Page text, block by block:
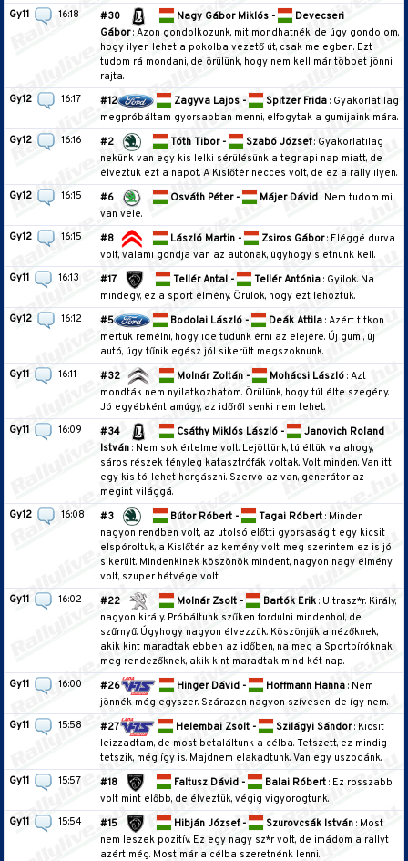
Gy11
16:18 #30 Nagy Gábor Miklós -
Devecseri
Gábor: Azon gondolkozunk, mit mondhatnék, de úgy gondolom,
hogy ilyen lehet a pokolba vezető út, csak melegben. Ezt
tudom rá mondani, de örülünk, hogy nem kell már többet jönni
rajta.
Gy12
16:17 #12 Zagyva Lajos - Spitzer Frida: Gyakorlatilag
megpróbáltam gyorsabban menni, elfogytak a gumijaink mára.
Gy12
16:16 #2 Tóth Tibor - Szabó József: Gyakorlatilag
nekünk van egy kis lelki sérülésünk a tegnapi nap miatt, de
élveztük ezt a napot. A Kislőtér necces volt, de ez a rally ilyen.
Gy12
16:15 #6 Osváth Péter - Májer Dávid: Nem tudom mi
van vele.
Gy12
16:15 #8 László Martin - Zsiros Gábor: Eléggé durva
volt, valami gondja van az autónak, úgyhogy sietnünk kell.
Gy11
16:13 #17 Tellér Antal - Tellér Antónia: Gyilok. Na
mindegy, ez a sport élmény. Örülök, hogy ezt lehoztuk.
Gy12
16:12 #5 Bodolai László - Deák Attila: Azért titkon
mertük remélni, hogy ide tudunk érni az elejére. Új gumi, új
autó, úgy tűnik egész jól sikerült megszoknunk.
Gy11
16:11 #32 Molnár Zoltán - Mohácsi László: Azt
mondták nem nyilatkozhatom. Örülünk, hogy túl élte szegény.
Jó egyébként amúgy, az időről senki nem tehet.
Gy11
16:09 #34 Csáthy Miklós László -
Janovich Roland
István: Nem sok értelme volt. Lejöttünk, túléltük valahogy,
sáros részek tényleg katasztrófák voltak. Volt minden. Van itt
egy kis tó, lehet horgászni. Szervo az van, generátor az
megint világgá.
Gy12
16:08 #3 Bútor Róbert - Tagai Róbert: Minden
nagyon rendben volt, az utolsó előtti gyorsaságit egy kicsit
elspóroltuk, a Kislőtér az kemény volt, meg szerintem ez is jól
sikerült. Mindenkinek köszönök mindent, nagyon nagy élmény
volt, szuper hétvége volt.
Gy11
16:02 #22 Molnár Zsolt - Bartók Erik: Ultrasz*r. Király,
nagyon király. Próbáltunk szűken fordulni mindenhol, de
szűrnyű. Úgyhogy nagyon élvezzük. Köszönjük a nézőknek,
akik kint maradtak ebben az időben, na meg a Sportbíróknak
meg rendezőknek, akik kint maradtak mind két nap.
Gy11
16:00 #26 Hinger Dávid - Hoffmann Hanna: Nem
jönnék még egyszer. Szárazon nagyon szívesen, de így nem.
Gy11
15:58 #27 Helembai Zsolt - Szilágyi Sándor: Kicsit
leizzadtam, de most betaláltunk a célba. Tetszett, ez mindig
tetszik, még így is. Majdnem elakadtunk. Van egy uszodánk.
Gy11
15:57 #18 Faltusz Dávid - Balai Róbert: Ez rosszabb
volt mint előbb, de élveztük, végig vigyorogtunk.
Gy11
15:54 #15 Hibján József - Szurovcsák István: Most
nem leszek pozitív. Ez egy nagy sz*r volt, de imádom a rallyt
azért még. Most már a célba szeretnénk lenni.